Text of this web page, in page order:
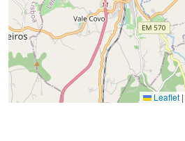
Leaflet |